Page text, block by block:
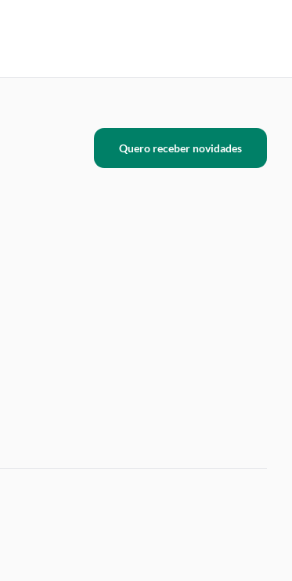
Quero receber novidades